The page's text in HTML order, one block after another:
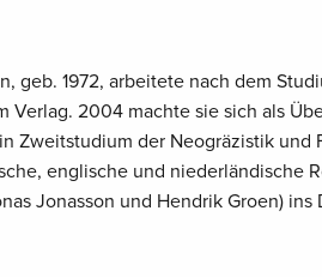
geb. 1972, arbeitete nach dem
Verlag. 2004 machte sie sich als
Zweitstudium der Neogräzistik und
englische und niederländische
Jonasson und Hendrik Groen)